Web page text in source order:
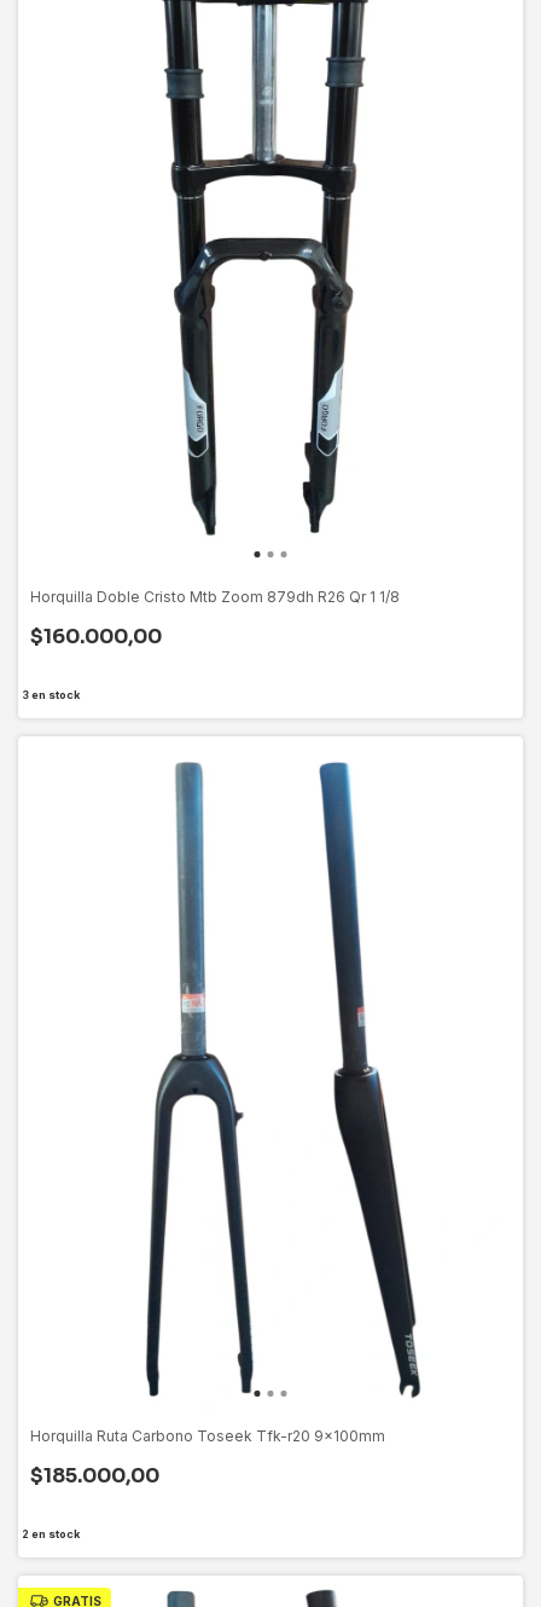
Horquilla Doble Cristo Mtb Zoom 879dh R26 Qr 1 1/8
$160.000,00
3en stock
Horquilla Ruta Carbono Toseek Tfk-r20 9x100mm
$185.000,00
2 en stock
GRATIS